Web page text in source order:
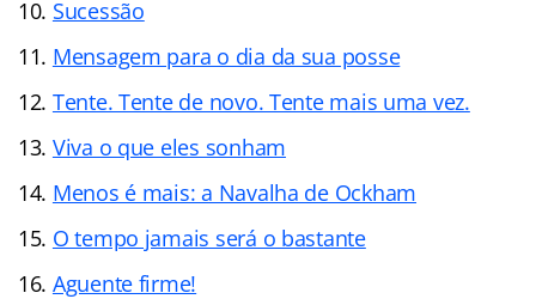
Sucessão
Mensagem para o dia da sua posse
Tente. Tente de novo. Tente mais uma vez.
Viva o que eles sonham
Menos é mais: a Navalha de Ockham
O tempo jamais será o bastante
Aguente firme!